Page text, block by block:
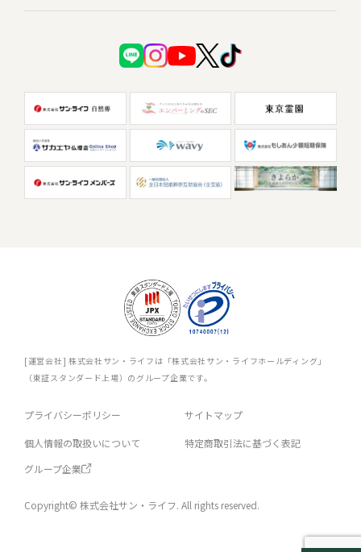
[運営会社] 株式会社サン・ライフは「株式会社サン・ライフホールディング」
（東証スタンダード上場）のグループ企業です。
プライバシーポリシー サイトマップ
個人情報の取扱いについて
特定商取引法に基づく表記
グループ企業
Copyright© 株式会社サン・ライフ. All rights reserved.